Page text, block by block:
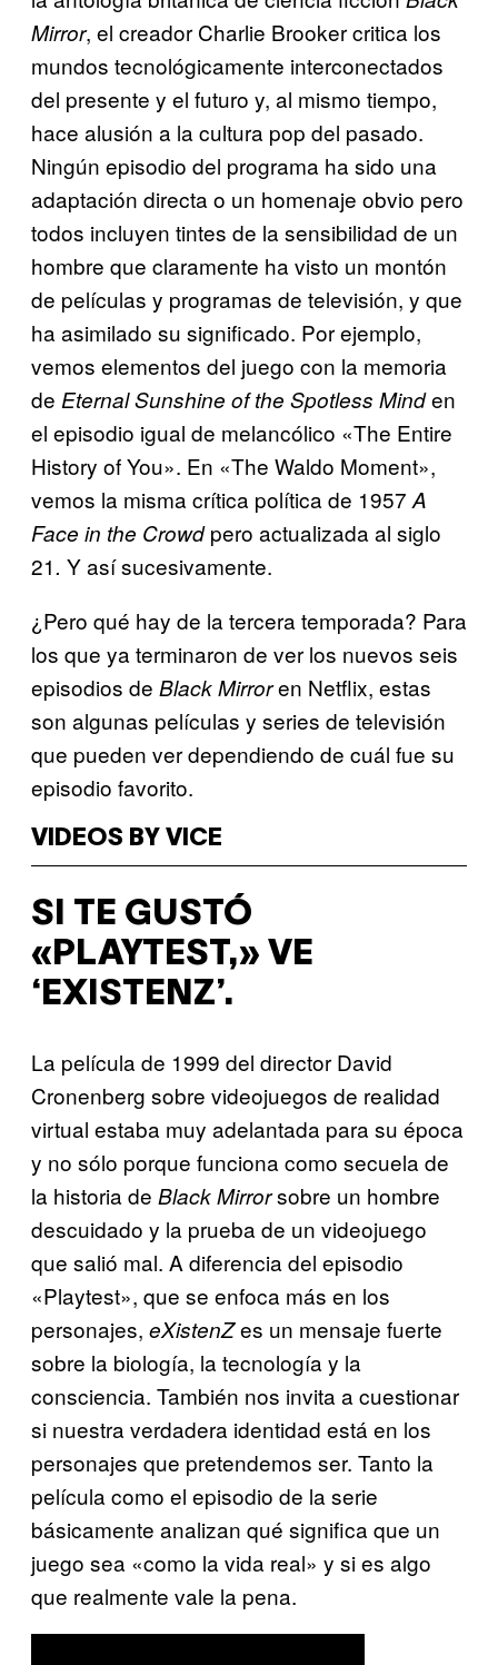
Mirror, el creador Charlie Brooker critica los
mundos tecnológicamente interconectados
del presente y el futuro y, al mismo tiempo,
hace alusión a la cultura pop del pasado.
Ningún episodio del programa ha sido una
adaptación directa o un homenaje obvio pero
todos incluyen tintes de la sensibilidad de un
hombre que claramente ha visto un montón
de películas y programas de televisión, y que
ha asimilado su significado. Por ejemplo,
vemos elementos del juego con la memoria
de Eternal Sunshine of the Spotless Minden
el episodio igual de melancólico «The Entire
History of You». En «The Waldo Moment»,
vemos la misma crítica política de 1957 A
Face in the Crowdpero actualizada al siglo
21. Y así sucesivamente.
¿Pero qué hay de la tercera temporada? Para
los que ya terminaron de ver los nuevos seis
episodios de Black Mirroren Netflix, estas
son algunas películas y series de televisión
que pueden ver dependiendo de cuál fue su
episodio favorito.
VIDEOS BY VICE
SI TE GUSTÓ
«PLAYTEST,» VE
‘EXISTENZ’.
La película de 1999 del director David
Cronenberg sobre videojuegos de realidad
virtual estaba muy adelantada para su época
y no sólo porque funciona como secuela de
la historia de Black Mirrorsobre un hombre
descuidado y la prueba de un videojuego
que salió mal. A diferencia del episodio
«Playtest», que se enfoca más en los
personajes, eXistenZes un mensaje fuerte
sobre la biología, la tecnología y la
consciencia. También nos invita a cuestionar
si nuestra verdadera identidad está en los
personajes que pretendemos ser. Tanto la
película como el episodio de la serie
básicamente analizan qué significa que un
juego sea «como la vida real» y si es algo
que realmente vale la pena.